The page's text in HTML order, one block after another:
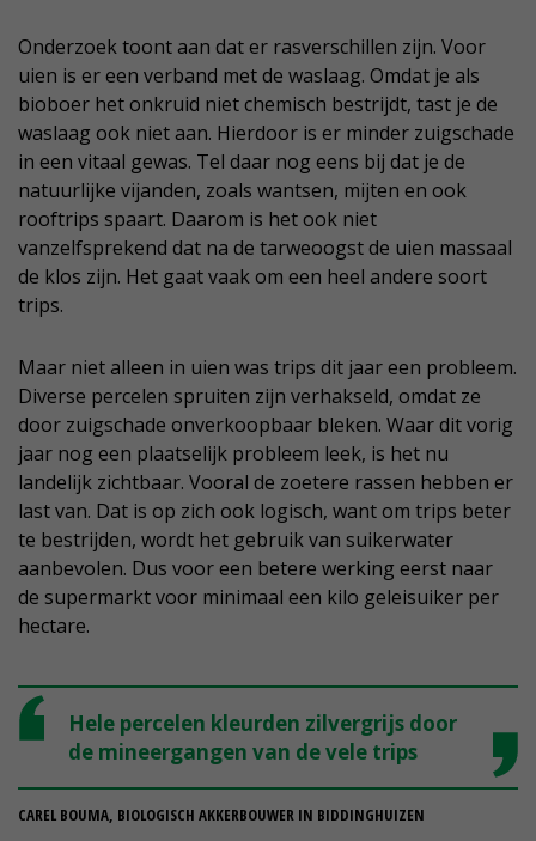
Onderzoek toont aan dat er rasverschillen zijn. Voor
uien is er een verband met de waslaag. Omdat je als
bioboer het onkruid niet chemisch bestrijdt, tast je de
waslaag ook niet aan. Hierdoor is er minder zuigschade
in een vitaal gewas. Tel daar nog eens bij dat je de
natuurlijke vijanden, zoals wantsen, mijten en ook
rooftrips spaart. Daarom is het ook niet
vanzelfsprekend dat na de tarweoogst de uien massaal
de klos zijn. Het gaat vaak om een heel andere soort
trips.
Maar niet alleen in uien was trips dit jaar een probleem.
Diverse percelen spruiten zijn verhakseld, omdat ze
door zuigschade onverkoopbaar bleken. Waar dit vorig
jaar nog een plaatselijk probleem leek, is het nu
landelijk zichtbaar. Vooral de zoetere rassen hebben er
last van. Dat is op zich ook logisch, want om trips beter
te bestrijden, wordt het gebruik van suikerwater
aanbevolen. Dus voor een betere werking eerst naar
de supermarkt voor minimaal een kilo geleisuiker per
hectare.
Hele percelen kleurden zilvergrijs door
de mineergangen van de vele trips
CAREL BOUMA, BIOLOGISCH AKKERBOUWER IN BIDDINGHUIZEN